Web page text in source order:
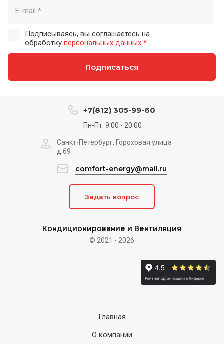
Подписываясь, вы соглашаетесь на
обработку персональных данных *
Подписаться
Кондиционирование и Вентиляция
© 2021 - 2026
+7(812) 305-99-60
Пн-Пт: 9:00 - 20:00
Санкт-Петербург, Гороховая улица
д.69
comfort-energy@mail.ru
Задать вопрос
Главная
О компании